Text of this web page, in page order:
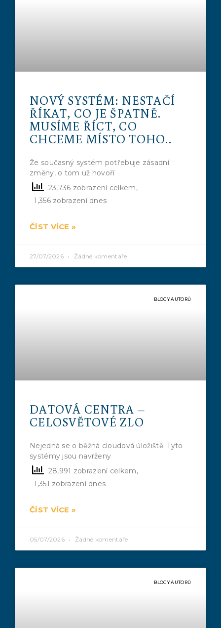
NOVÝ SYSTÉM: NESTAČÍ
ŘÍKAT, CO JE ŠPATNĚ.
MUSÍME ŘÍCT, CO
CHCEME MÍSTO TOHO..
Že současný systém potřebuje zásadní
změny, o tom už hovoří
23,736 zobrazení celkem,
1,356 zobrazení dnes
ČÍST VÍCE »
27/07/2026 Žádné komentáře
BLOGY AUTORŮ
DATOVÁ CENTRA –
CELOSVĚTOVÉ ZLO
Nejedná se o běžná cloudová úložiště. Tyto
systémy jsou navrženy
28,991 zobrazení celkem,
1,351 zobrazení dnes
ČÍST VÍCE »
05/07/2026 Žádné komentáře
BLOGY AUTORŮ